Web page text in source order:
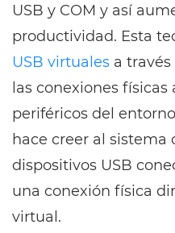
USB y COM y así
productividad. Esta
USB virtuales a
las conexiones
periféricos del
hace creer al sistema
dispositivos USB
una conexión física
virtual.